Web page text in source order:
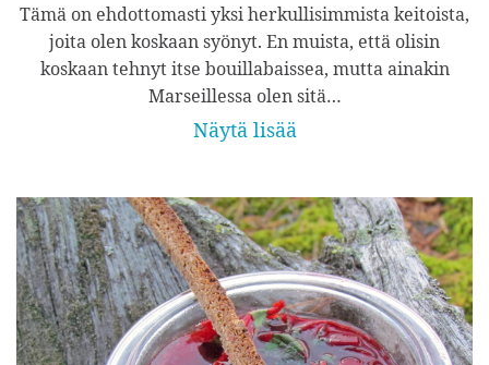
Tämä on ehdottomasti yksi herkullisimmista keitoista,
joita olen koskaan syönyt. En muista, että olisin
koskaan tehnyt itse bouillabaissea, mutta ainakin
Marseillessa olen sitä…
Näytä lisää